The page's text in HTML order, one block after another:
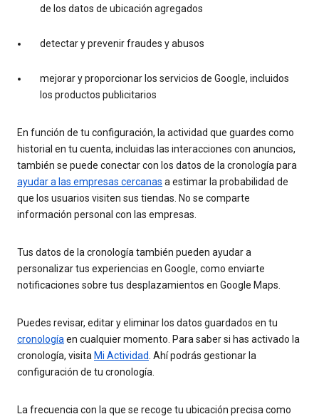
de los datos de ubicación agregados
detectar y prevenir fraudes y abusos
mejorar y proporcionar los servicios de Google, incluidos
los productos publicitarios
En función de tu configuración, la actividad que guardes como
historial en tu cuenta, incluidas las interacciones con anuncios,
también se puede conectar con los datos de la cronología para
ayudar a las empresas cercanas a estimar la probabilidad de
que los usuarios visiten sus tiendas. No se comparte
información personal con las empresas.
Tus datos de la cronología también pueden ayudar a
personalizar tus experiencias en Google, como enviarte
notificaciones sobre tus desplazamientos en Google Maps.
Puedes revisar, editar y eliminar los datos guardados en tu
cronologíaen cualquier momento. Para saber si has activado la
cronología, visita Mi Actividad. Ahí podrás gestionar la
configuración de tu cronología.
La frecuencia con la que se recoge tu ubicación precisa como